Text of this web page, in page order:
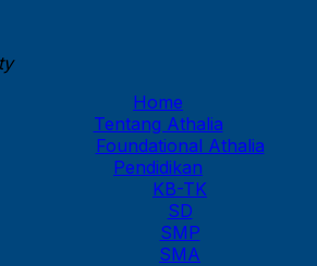
Home
Tentang Athalia
Foundational Athalia
Pendidikan
KB-TK
SD
SMP
SMA